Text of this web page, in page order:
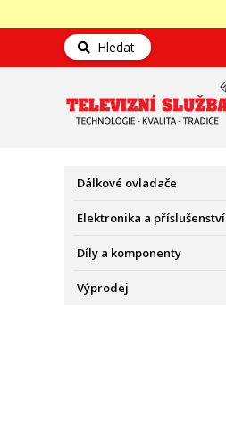
Hledat
Dálkové ovladače
Elektronika a příslušenství
Díly a komponenty
Výprodej